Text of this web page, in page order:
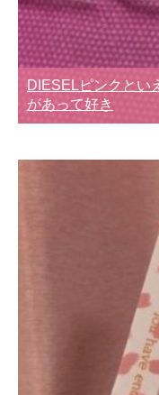
DIESELピンクとい
があって好き